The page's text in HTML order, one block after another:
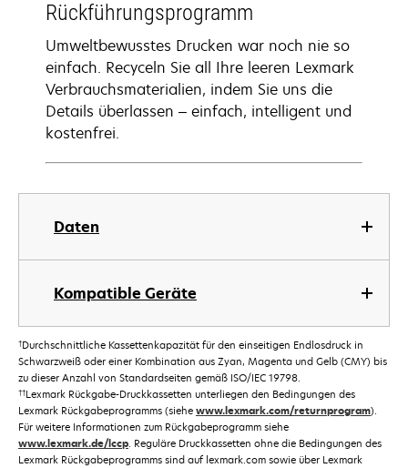
Daten
Kompatible Geräte
Rückführungsprogramm
Umweltbewusstes Drucken war noch nie so
einfach. Recyceln Sie all Ihre leeren Lexmark
Verbrauchsmaterialien, indem Sie uns die
Details überlassen – einfach, intelligent und
kostenfrei.
†Durchschnittliche Kassettenkapazität für den einseitigen Endlosdruck in
Schwarzweiß oder einer Kombination aus Zyan, Magenta und Gelb (CMY) bis
zu dieser Anzahl von Standardseiten gemäß ISO/IEC 19798.
††Lexmark Rückgabe-Druckkassetten unterliegen den Bedingungen des
Lexmark Rückgabeprogramms (siehe www.lexmark.com/returnprogram).
Für weitere Informationen zum Rückgabeprogramm siehe
www.lexmark.de/lccp. Reguläre Druckkassetten ohne die Bedingungen des
Lexmark Rückgabeprogramms sind auf lexmark.com sowie über Lexmark